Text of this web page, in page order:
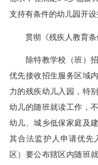
支持有条件的幼儿园开设
贯彻《残疾人教育条
除特教学校（班）招
优先接收招生服务区域
力的残疾幼儿入园，特
幼儿的随班就读工作，
幼儿、城乡低保家庭及
其合法监护人申请优先
区）要公布辖区内随班